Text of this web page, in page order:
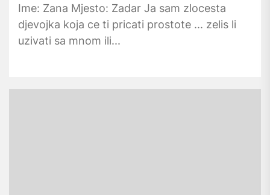
Ime: Zana Mjesto: Zadar Ja sam zlocesta
djevojka koja ce ti pricati prostote ... zelis li
uzivati sa mnom ili...